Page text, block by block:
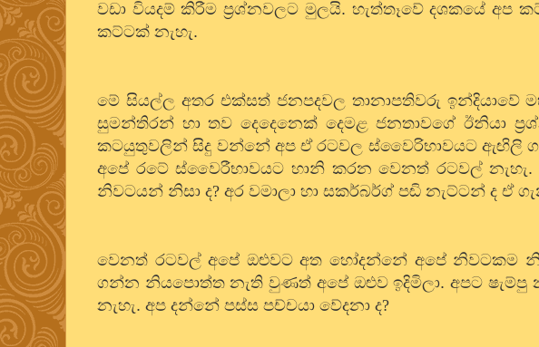
වඩා වියදම් කිරීම ප්‍රශ්නවලට මුලයි. හැත්තෑවේ දශකයේ
කට්ටක් නැහැ.
මේ සියල්ල අතර එක්සත් ජනපදවල තානාපතිවරු ඉන්දියාවේ
සුමන්තිරන් හා තව දෙදෙනෙක් දෙමළ ජනතාවගේ ඊනියා
කටයුතුවලින් සිදු වන්නේ අප ඒ රටවල ස්වෛරිභාවයට ඇඟිලි
අපේ රටේ ස්වෛරීභාවයට හානි කරන වෙනත් රටවල්
නිවටයන් නිසා ද? අර වමාලා හා සකර්බර්ග් පඬි නැට්ටන් ද ඒ
වෙනත් රටවල් අපේ ඔළුවට අත හෝදන්නේ අපේ නිවටකම
ගන්න නියපොත්ත නැති වුණත් අපේ ඔළුව ඉදිමිලා. අපට ෂැම්පු
නැහැ. අප දන්නේ පස්ස පච්චයා වේදනා ද?